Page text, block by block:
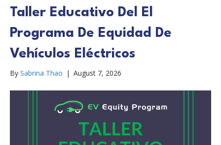
Taller Educativo Del El
Programa De Equidad De
Vehículos Eléctricos
By Sabrina Thao | August 7, 2026